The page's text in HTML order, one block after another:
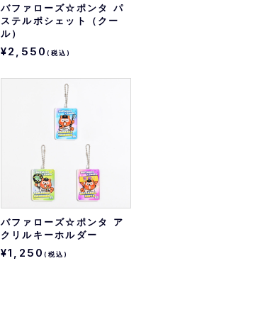
バファローズ☆ポンタ パ
ステルポシェット（クー
ル）
¥2,550(税込)
バファローズ☆ポンタ ア
クリルキーホルダー
¥1,250(税込)